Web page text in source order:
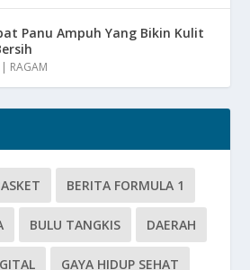
Panu Ampuh Yang Bikin Kulit
| RAGAM
BERITA FORMULA 1
BULU TANGKIS DAERAH
GAYA HIDUP SEHAT